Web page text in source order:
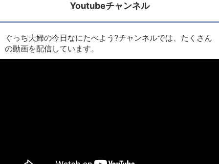
Youtubeチャンネル
ぐっち夫婦の今日なにたべよう?チャンネルでは、たくさん
の動画を配信しています。